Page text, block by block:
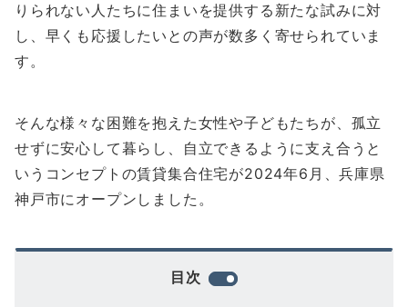
りられない人たちに住まいを提供する新たな試みに対
し、早くも応援したいとの声が数多く寄せられていま
す。
そんな様々な困難を抱えた女性や子どもたちが、孤立
せずに安心して暮らし、自立できるように支え合うと
いうコンセプトの賃貸集合住宅が2024年6月、兵庫県
神戸市にオープンしました。
目次